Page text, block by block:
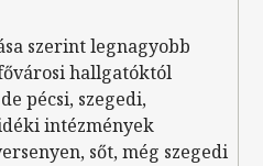
szerint legnagyobb
hallgatóktól
pécsi, szegedi,
intézmények
sőt, még szegedi